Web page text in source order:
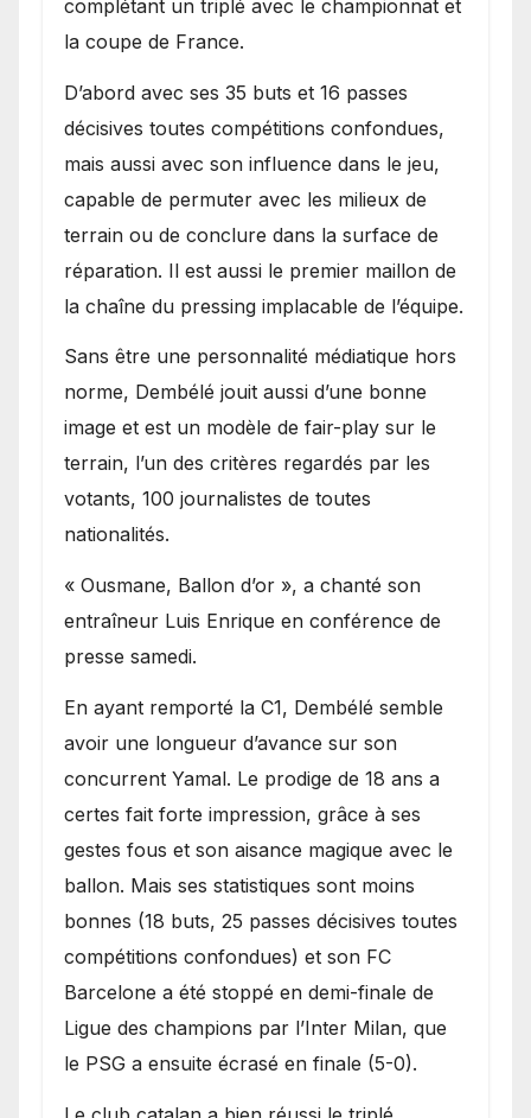
complétant un triplé avec le championnat et
la coupe de France.
D’abord avec ses 35 buts et 16 passes
décisives toutes compétitions confondues,
mais aussi avec son influence dans le jeu,
capable de permuter avec les milieux de
terrain ou de conclure dans la surface de
réparation. Il est aussi le premier maillon de
la chaîne du pressing implacable de l’équipe.
Sans être une personnalité médiatique hors
norme, Dembélé jouit aussi d’une bonne
image et est un modèle de fair-play sur le
terrain, l’un des critères regardés par les
votants, 100 journalistes de toutes
nationalités.
« Ousmane, Ballon d’or », a chanté son
entraîneur Luis Enrique en conférence de
presse samedi.
En ayant remporté la C1, Dembélé semble
avoir une longueur d’avance sur son
concurrent Yamal. Le prodige de 18 ans a
certes fait forte impression, grâce à ses
gestes fous et son aisance magique avec le
ballon. Mais ses statistiques sont moins
bonnes (18 buts, 25 passes décisives toutes
compétitions confondues) et son FC
Barcelone a été stoppé en demi-finale de
Ligue des champions par l’Inter Milan, que
le PSG a ensuite écrasé en finale (5-0).